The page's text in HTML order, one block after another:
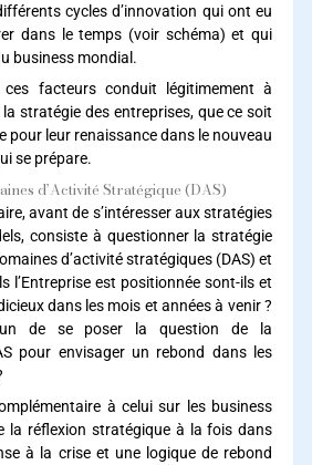
cycles d’innovation qui ont eu
dans le temps (voir schéma) et qui
business mondial.
facteurs conduit légitimement à
stratégie des entreprises, que ce soit
pour leur renaissance dans le nouveau
se prépare.
d’Activité Stratégique (DAS)
avant de s’intéresser aux stratégies
consiste à questionner la stratégie
d’activité stratégiques (DAS) et
l’Entreprise est positionnée sont-ils et
dans les mois et années à venir ?
de se poser la question de la
pour envisager un rebond dans les
à celui sur les business
la réflexion stratégique à la fois dans
à la crise et une logique de rebond